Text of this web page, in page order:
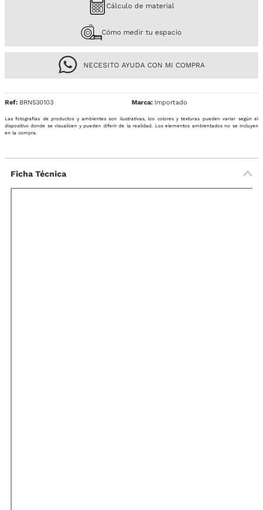
Cálculo de material
Cómo medir tu espacio
NECESITO AYUDA CON MI COMPRA
Ref: BRN530103 Importado
Las fotografías de productos y ambientes son ilustrativas, los colores y texturas pueden variar según el
dispositivo donde se visualicen y pueden diferir de la realidad. Los elementos ambientados no se incluyen
en la compra.
Ficha Técnica